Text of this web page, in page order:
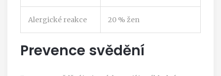
Alergické reakce 20 % žen
Prevence svědění